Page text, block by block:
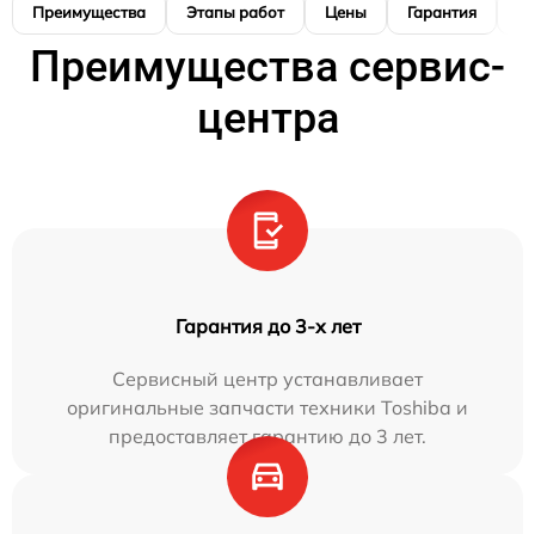
Преимущества Этапы работ Цены Гарантия
Преимущества сервис-
центра
Гарантия до 3-х лет
Сервисный центр устанавливает
оригинальные запчасти техники Toshiba и
предоставляет гарантию до 3 лет.